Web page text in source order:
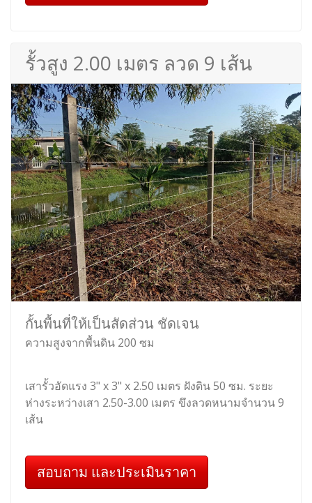
รั้วสูง 2.00 เมตร ลวด 9 เส้น
กั้นพื้นที่ให้เป็นสัดส่วน ชัดเจน
ความสูงจากพื้นดิน 200 ซม
เสารั้วอัดแรง 3" x 3" x 2.50 เมตร ฝังดิน 50 ซม. ระยะ
ห่างระหว่างเสา 2.50-3.00 เมตร ขึงลวดหนามจำนวน 9
เส้น
สอบถาม และประเมินราคา